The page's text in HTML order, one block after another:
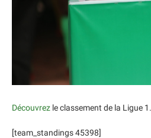
Découvrez le classement de la Ligue 1.
[team_standings 45398]